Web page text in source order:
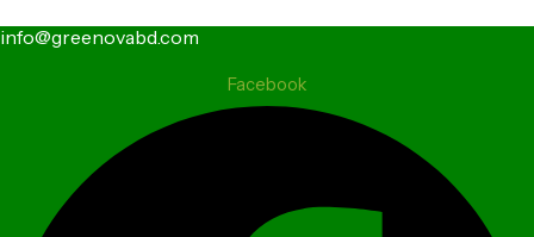
info@greenovabd.com
Facebook